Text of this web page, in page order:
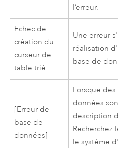
l’erreur.
Echec de
création du
curseur de
table trié.
Une erreur
réalisation
base de
[Erreur de
base de
données]
Lorsque
données
description
Recherchez
le système